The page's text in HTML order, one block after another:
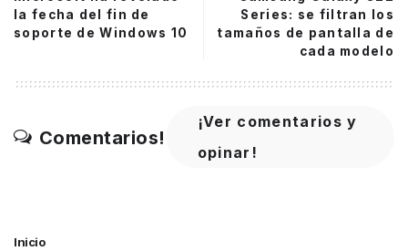
la fecha del fin de
soporte de Windows 10
Series: se filtran los
tamaños de pantalla de
cada modelo
Comentarios!
¡Ver comentarios y
opinar!
Inicio